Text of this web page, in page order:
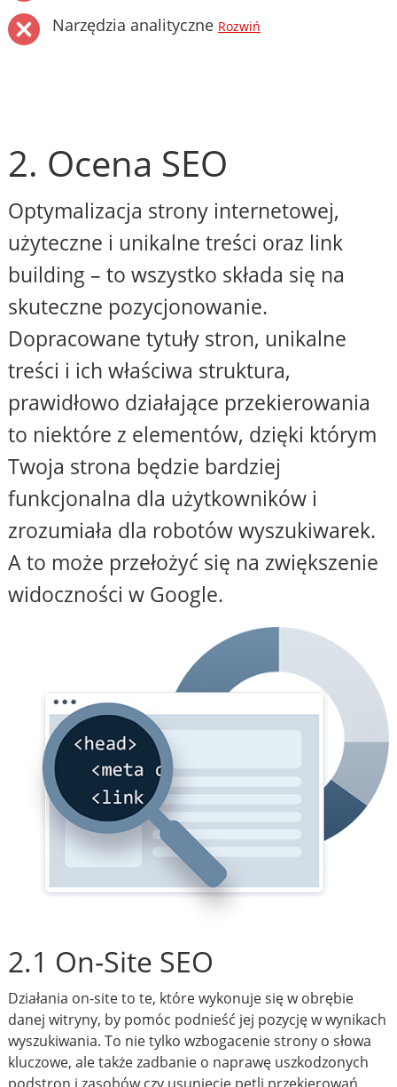
Narzędzia analityczne Rozwiń
2. Ocena SEO
Optymalizacja strony internetowej,
użyteczne i unikalne treści oraz link
building – to wszystko składa się na
skuteczne pozycjonowanie.
Dopracowane tytuły stron, unikalne
treści i ich właściwa struktura,
prawidłowo działające przekierowania
to niektóre z elementów, dzięki którym
Twoja strona będzie bardziej
funkcjonalna dla użytkowników i
zrozumiała dla robotów wyszukiwarek.
A to może przełożyć się na zwiększenie
widoczności w Google.
2.1 On-Site SEO
Działania on-site to te, które wykonuje się w obrębie
danej witryny, by pomóc podnieść jej pozycję w wynikach
wyszukiwania. To nie tylko wzbogacenie strony o słowa
kluczowe, ale także zadbanie o naprawę uszkodzonych
podstron i zasobów czy usunięcie pętli przekierowań.